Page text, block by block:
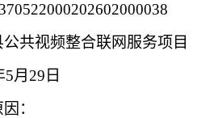
共视频整合联网服务项目
5月 29 日
：